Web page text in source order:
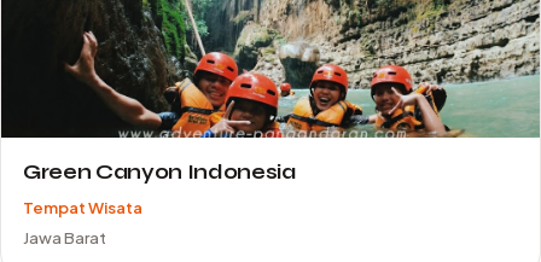
Green Canyon Indonesia
Tempat Wisata
Jawa Barat